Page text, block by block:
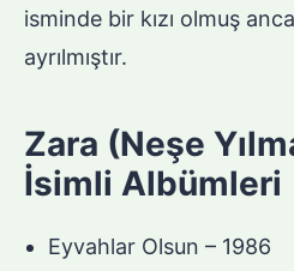
isminde bir kızı olmuş
ayrılmıştır.
Zara (Neşe
İsimli Albümleri
Eyvahlar Olsun – 1986